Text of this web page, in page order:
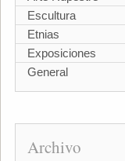
Escultura
Etnias
Exposiciones
General
Archivo